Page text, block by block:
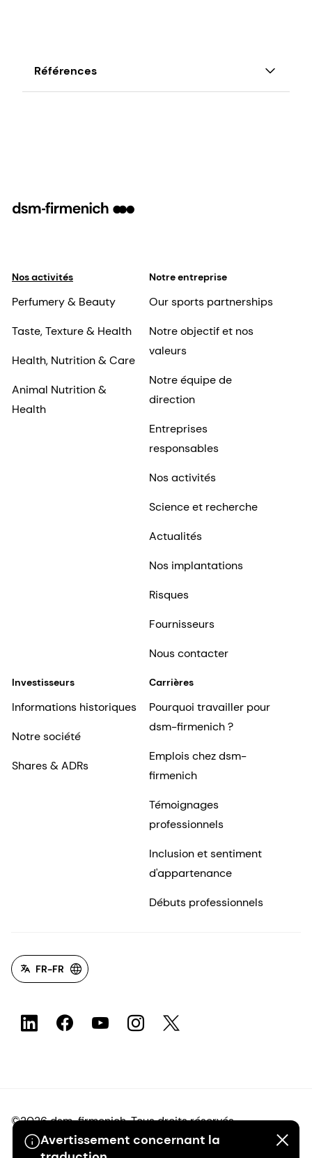
Références
3FAO, 2018
l'apprentissage de la discrimination des
formes associé au traitement visuel dans un
Bauer, N.W. Milgram, Clinical Research
Department, dsm-firmenich Nutritional
Products, Columbia, MD 21045, USA]
Avertissement concernant la
Nos activités
Perfumery & Beauty
Taste, Texture & Health
Health, Nutrition & Care
Animal Nutrition &
Health
Notre entreprise
Our sports partnerships
Notre objectif et nos
valeurs
Notre équipe de
direction
Entreprises
responsables
Nos activités
Science et recherche
Actualités
Nos implantations
Risques
Fournisseurs
Nous contacter
Investisseurs
Informations historiques
Notre société
Shares & ADRs
Carrières
Pourquoi travailler pour
dsm-firmenich ?
Emplois chez dsm-
firmenich
Témoignages
professionnels
Inclusion et sentiment
d'appartenance
Débuts professionnels
FR-FR
©2026 dsm-firmenich. Tous droits réservés.